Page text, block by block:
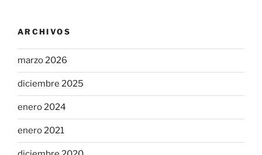
ARCHIVOS
marzo 2026
diciembre 2025
enero 2024
enero 2021